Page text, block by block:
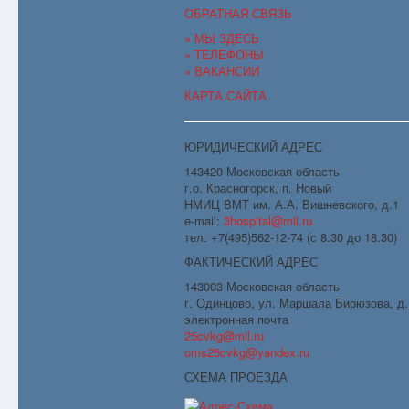
ОБРАТНАЯ СВЯЗЬ
» МЫ ЗДЕСЬ
» ТЕЛЕФОНЫ
» ВАКАНСИИ
КАРТА САЙТА
ЮРИДИЧЕСКИЙ АДРЕС
143420 Московская область
г.о. Красногорск, п. Новый
НМИЦ ВМТ им. А.А. Вишневского, д.1
e-mail: 3hospital@mil.ru
тел. +7(495)562-12-74 (с 8.30 до 18.30)
ФАКТИЧЕСКИЙ АДРЕС
143003 Московская область
г. Одинцово, ул. Маршала Бирюзова,
электронная почта
25cvkg@mil.ru
oms25cvkg@yandex.ru
СХЕМА ПРОЕЗДА